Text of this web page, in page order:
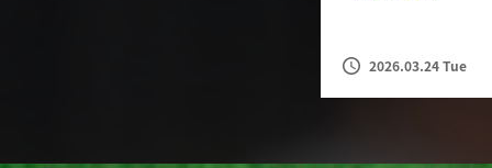
2026.03.24 Tue